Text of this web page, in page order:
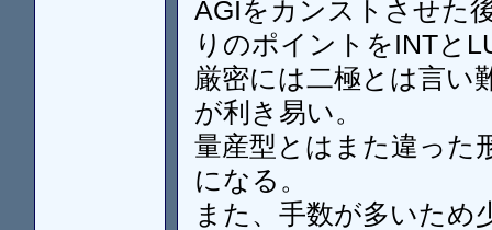
AGIをカンストさせた
りのポイントをINTと
厳密には二極とは言い
が利き易い。
量産型とはまた違った
になる。
また、手数が多いた